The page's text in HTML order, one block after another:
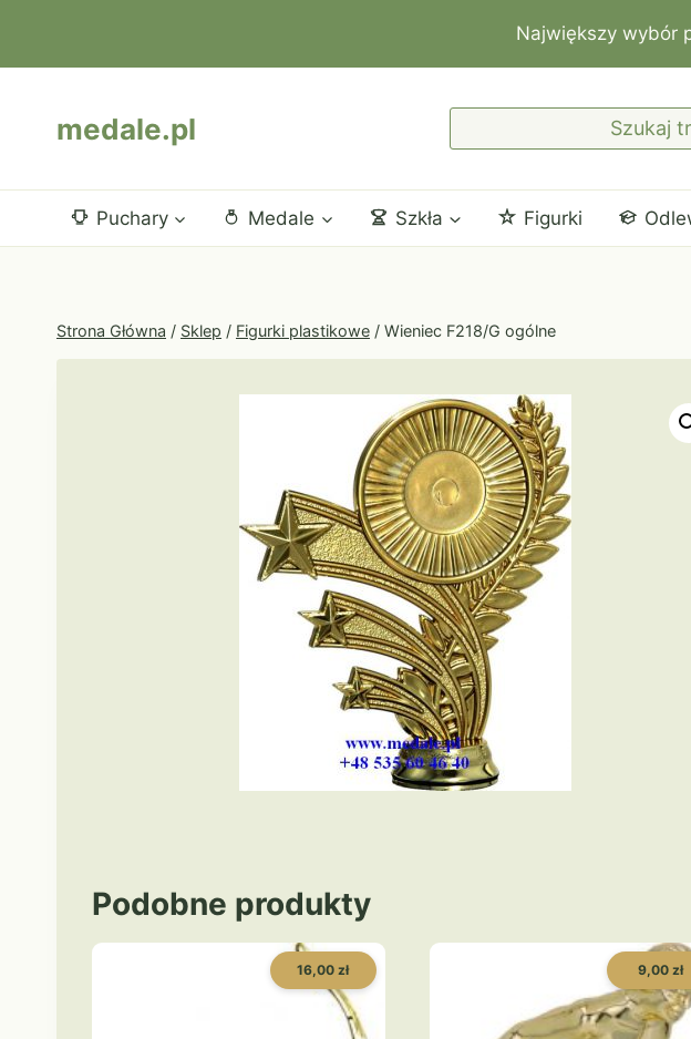
treści
Największy wybór
medale.pl Szukaj
Puchary Medale Szkła Figurki
Strona Główna / Sklep / Figurki plastikowe / Wieniec F218/G ogólne
Podobne produkty
16,00 zł 9,00 zł